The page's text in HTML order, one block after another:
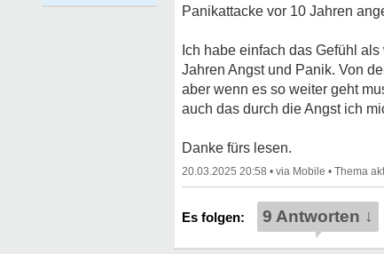
Panikattacke vor 10 Jahren
Ich habe einfach das Gefühl
Jahren Angst und Panik. Von
aber wenn es so weiter geht
auch das durch die Angst ich
Danke fürs lesen.
20.03.2025 20:58 • •
9 Antworten ↓